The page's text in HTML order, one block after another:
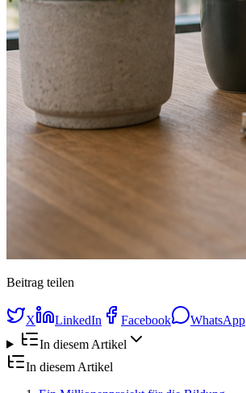
Beitrag teilen
X LinkedIn Facebook WhatsApp
In diesem Artikel
In diesem Artikel